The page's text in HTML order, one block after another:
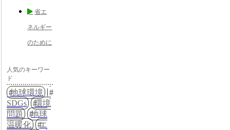
省エ
ネルギー
のために
人気のキーワー
ド
地球環境
SDGs
環境
問題
地球
温暖化
エ